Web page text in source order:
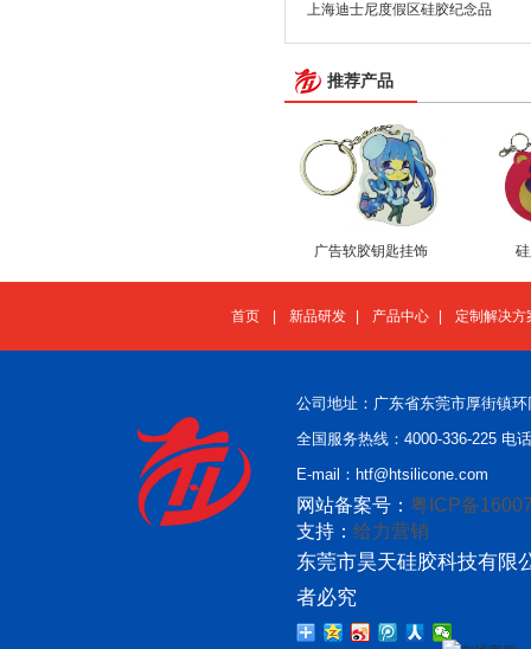
上海迪士尼度假区硅胶纪念品
推荐产品
广告软胶钥匙挂饰
首页 新品研发 产品中心 定制解决方
公司地址：广东省东莞市厚街镇
全国服务热线：4000-336-225 电
E-mail：htf@htsilicone.com
网站备案号： 粤ICP备
支持： 给力营销
东莞市昊天硅胶科技有限
者必究